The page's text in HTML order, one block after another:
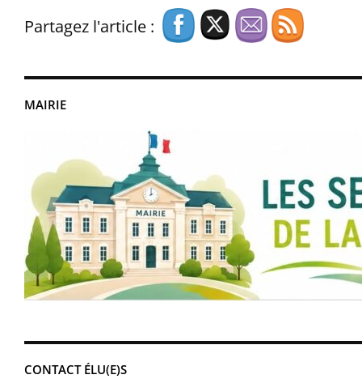
MAIRIE
CONTACT ÉLU(E)S
Partagez l'article :